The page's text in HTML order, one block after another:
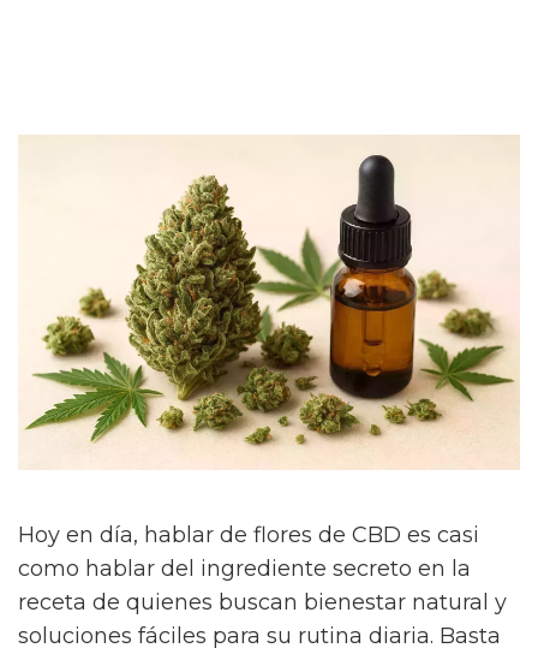
Hoy en día, hablar de flores de CBD es casi
como hablar del ingrediente secreto en la
receta de quienes buscan bienestar natural y
soluciones fáciles para su rutina diaria. Basta